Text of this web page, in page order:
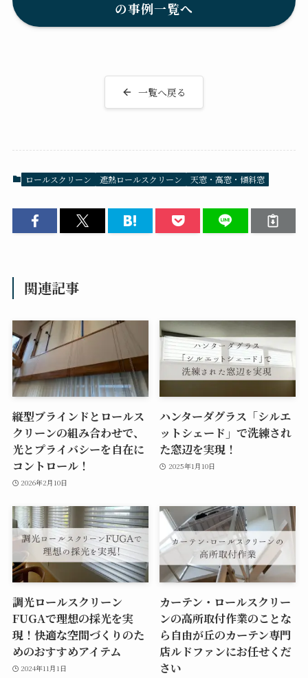
の事例一覧へ
一覧へ戻る
ロールスクリーン 遮熱ロールスクリーン 天窓・高窓・傾斜窓
関連記事
縦型ブラインドとロールス
クリーンの組み合わせで、
光とプライバシーを自在に
コントロール！
2026年2月10日
ハンターダグラス「シルエ
ットシェード」で洗練され
た窓辺を実現！
2025年1月10日
調光ロールスクリーン
FUGAで理想の採光を実
現！快適な空間づくりのた
めのおすすめアイテム
2024年11月1日
カーテン・ロールスクリー
ンの高所取付作業のことな
ら自由が丘のカーテン専門
店ルドファンにお任せくだ
さい